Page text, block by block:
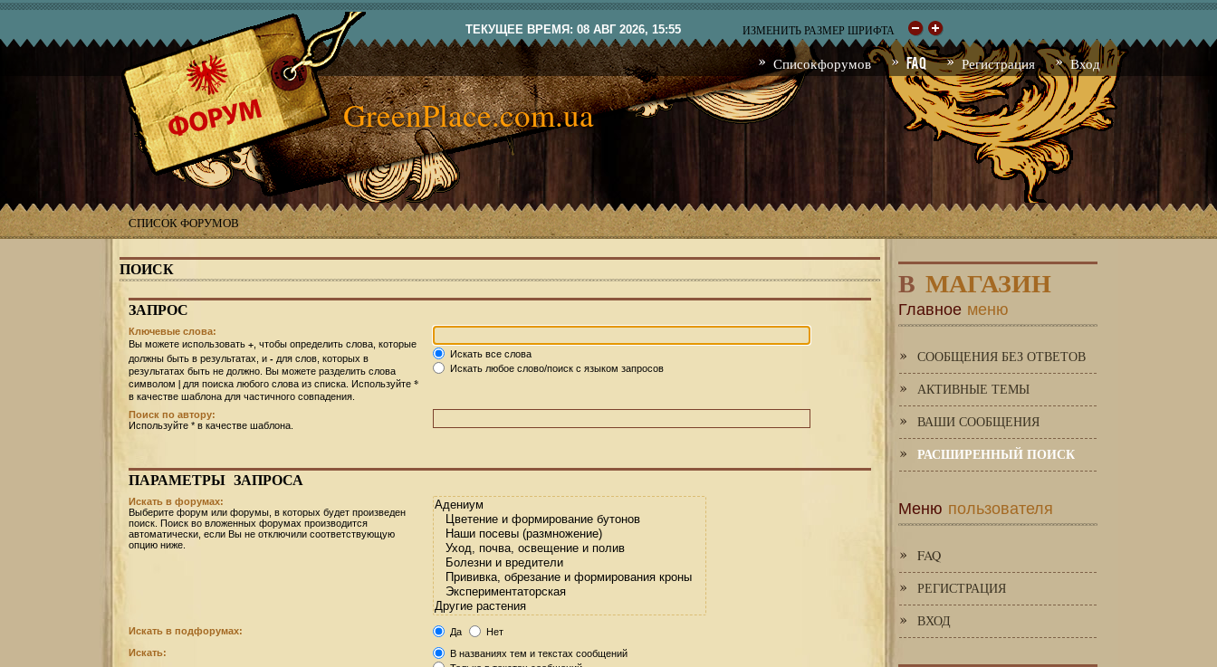
ТЕКУЩЕЕ ВРЕМЯ: 08 АВГ 2026, 15:55 ИЗМЕНИТЬ РАЗМЕР ШРИФТА
Список форумов FAQ Регистрация Вход
GreenPlace.com.ua
СПИСОК ФОРУМОВ
ПОИСК
ЗАПРОС
Ключевые слова:
Вы можете использовать + , чтобы определить слова, которые
должны быть в результатах, и - для слов, которых в
результатах быть не должно. Вы можете разделить слова
символом | для поиска любого слова из списка. Используйте *
в качестве шаблона для частичного совпадения.
Искать все слова
Искать любое слово/поиск с языком запросов
Поиск по автору:
Используйте * в качестве шаблона.
ПАРАМЕТРЫ ЗАПРОСА
Искать в форумах:
Выберите форум или форумы, в которых будет произведен
поиск. Поиск во вложенных форумах производится
автоматически, если Вы не отключили соответствующую
опцию ниже.
Искать в подфорумах: Да
Нет
Искать:
В названиях тем и текстах сообщений
В МАГАЗИН
Главное меню
СООБЩЕНИЯ БЕЗ ОТВЕТОВ
АКТИВНЫЕ ТЕМЫ
ВАШИ СООБЩЕНИЯ
РАСШИРЕННЫЙ ПОИСК
Меню пользователя
FAQ
РЕГИСТРАЦИЯ
ВХОД